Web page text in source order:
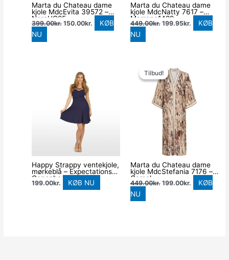
Marta du Chateau dame
kjole MdcEvita 39572 –
NeroHQ25
399.00kr. 150.00kr.
KØB
NU
Marta du Chateau dame
kjole MdcNatty 7617 –
Marrone1489
449.00kr. 199.95kr.
KØB
NU
Happy Strappy ventekjole,
mørkeblå – Expectations
Copenhagen – Dress –
Buump
199.00kr. KØB NU
Tilbud!
Tilbud!
Marta du Chateau dame
kjole MdcStefania 7176 –
Camel
449.00kr.
oprindelige
pris
var:
449.00kr..
199.00kr.
er:
199.00kr..
KØB
NU